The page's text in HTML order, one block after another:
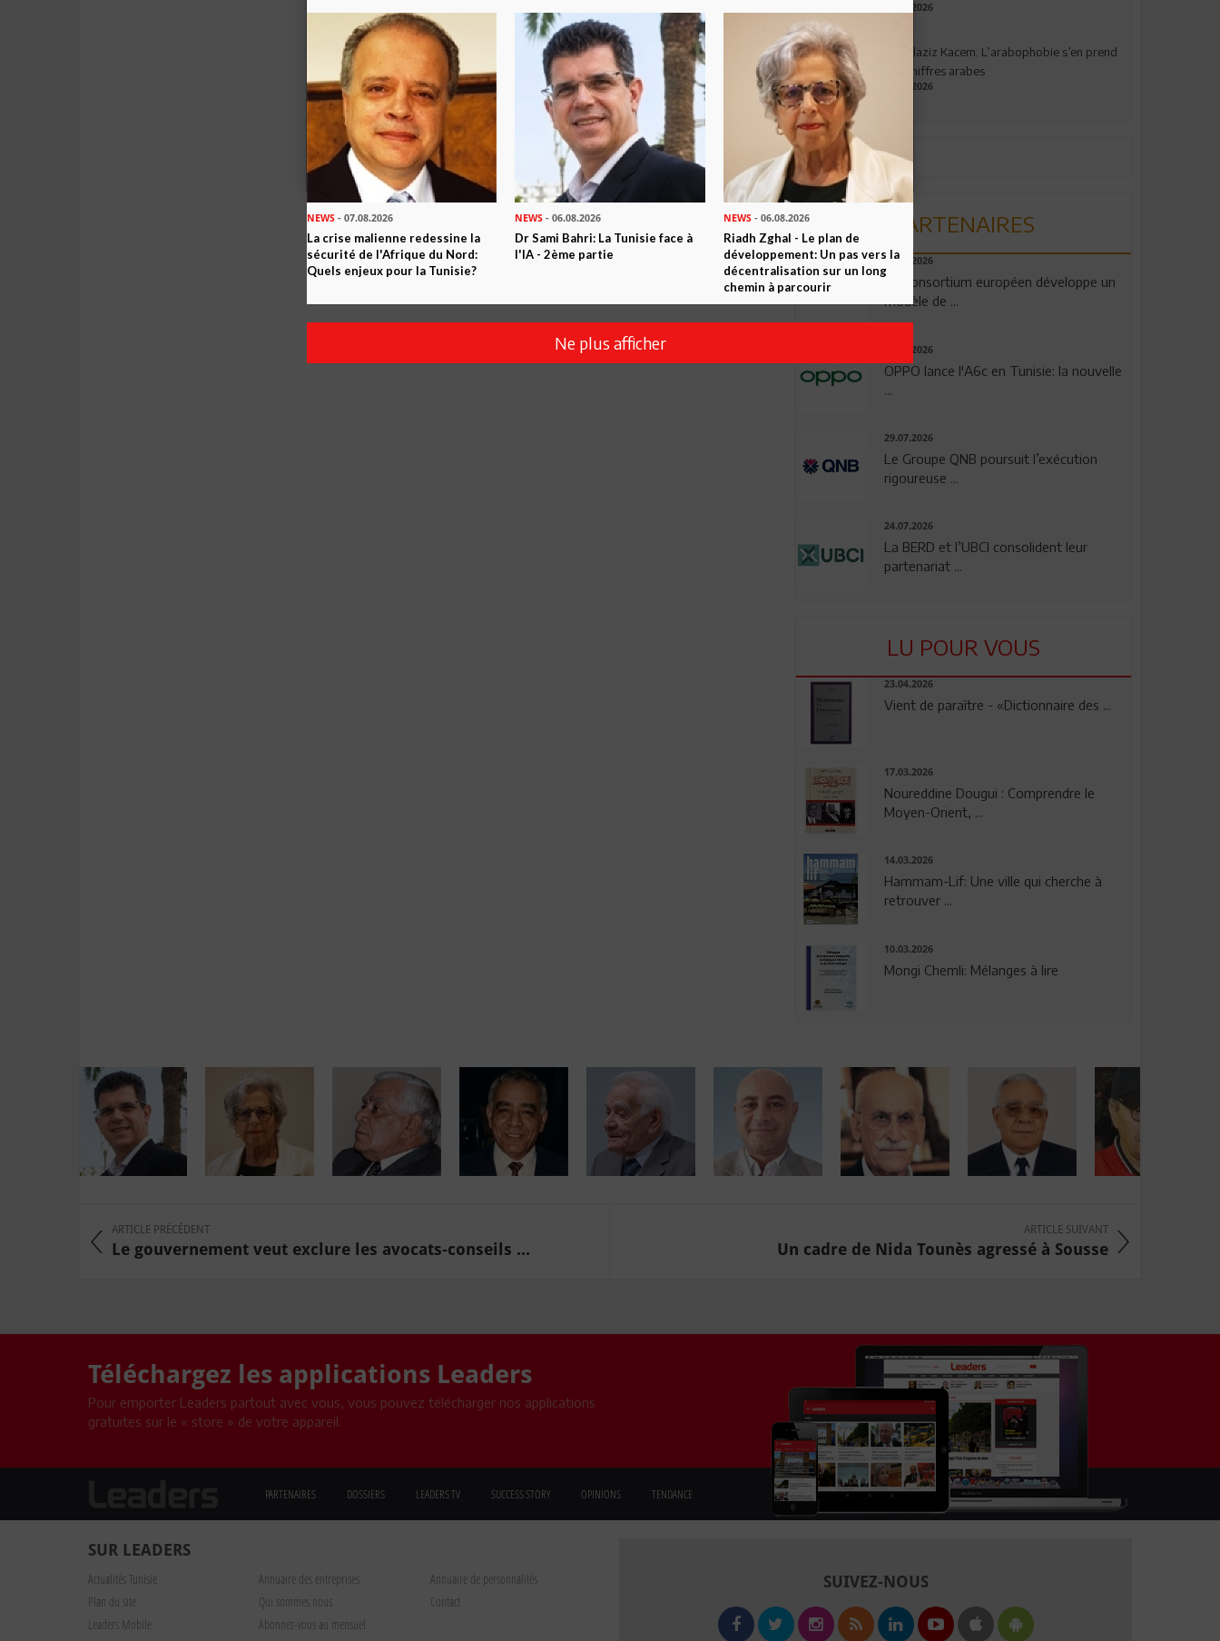
04.08.2026
Abdelaziz Kacem: L’arabophobie s’en prend
aux chiffres arabes
09.07.2026
PARTENAIRES
06.08.2026
Un consortium européen développe un
modèle de ...
04.08.2026
OPPO lance l'A6c en Tunisie: la nouvelle
...
29.07.2026
Le Groupe QNB poursuit l’exécution
rigoureuse ...
24.07.2026
La BERD et l’UBCI consolident leur
partenariat ...
LU POUR VOUS
23.04.2026
Vient de paraître - «Dictionnaire des ...
17.03.2026
Noureddine Dougui : Comprendre le
Moyen-Orient, ...
14.03.2026
Hammam-Lif: Une ville qui cherche à
retrouver ...
10.03.2026
Mongi Chemli: Mélanges à lire
ARTICLE PRÉCÉDENT
Le gouvernement veut exclure les avocats-conseils ...
ARTICLE SUIVANT
Un cadre de Nida Tounès agressé à Sousse
Téléchargez les applications Leaders
Pour emporter Leaders partout avec vous, vous pouvez télécharger nos applications
gratuites sur le « store » de votre appareil.
PARTENAIRES DOSSIERS LEADERS TV SUCCESS STORY OPINIONS TENDANCE
SUR LEADERS
Actualités Tunisie Annuaire des entreprises
Annuaire de personnalités
Plan du site
Qui sommes nous
Contact
Leaders Mobile
Abonnez-vous au mensuel
SUIVEZ-NOUS
NEWS - 07.08.2026
La crise malienne redessine la
sécurité de l'Afrique du Nord:
Quels enjeux pour la Tunisie?
NEWS - 06.08.2026
Dr Sami Bahri: La Tunisie face à
l'IA - 2ème partie
NEWS- 06.08.2026
Riadh Zghal - Le plan de
développement: Un pas vers la
décentralisation sur un long
chemin à parcourir
Ne plus afficher